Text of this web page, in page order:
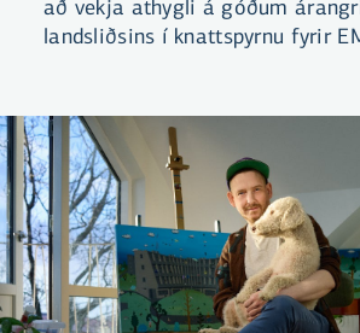
að vekja athygli á góðum
landsliðsins í knattspyrnu fyrir
bíðum spennt!